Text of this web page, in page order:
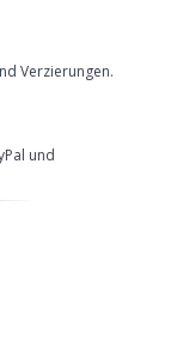
Verzierungen.
und